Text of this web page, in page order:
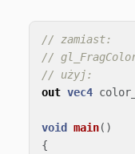
// zamiast:
//
// użyj:
out vec4
void main()
{